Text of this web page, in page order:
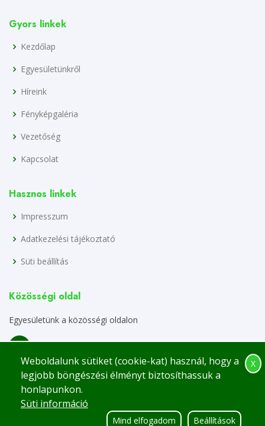
Gyors linkek
Kezdőlap
Egyesületünkről
Híreink
Fényképgaléria
Vezetőség
Kapcsolat
Hasznos linkek
Impresszum
Adatkezelési tájékoztató
Süti beállítás
Közösségi oldal
Egyesületünk a közösségi oldalon
© Minden jog fenntartva.Gyáli Kertbarát Kör
X
Weboldalunk sütiket (cookie-kat) használ, hogy a
legjobb böngészési élményt biztosíthassuk a
honlapunkon.
Süti információ
Mind elfogadom Beállítások